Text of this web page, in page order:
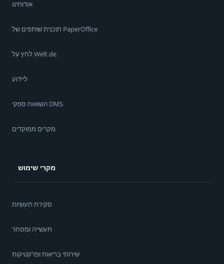
אודותינו
תוכנית שותפים של PaperOffice
לחץ על Welt.de
ליידוע
השוואת ספקי DMS
מקרים ממוקדים
מקרי שימוש
סקירת תעשיות
תעשייה ומסחר
שירותי בריאות ופרקטיקות